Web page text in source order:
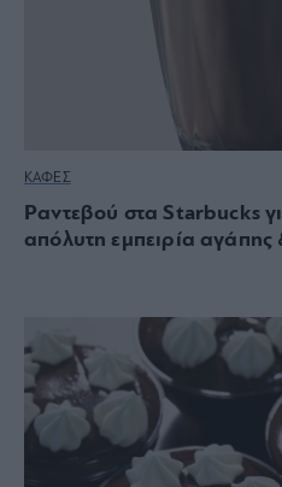
ΚΑΦΕΣ
Ραντεβού στα Starbucks
απόλυτη εμπειρία